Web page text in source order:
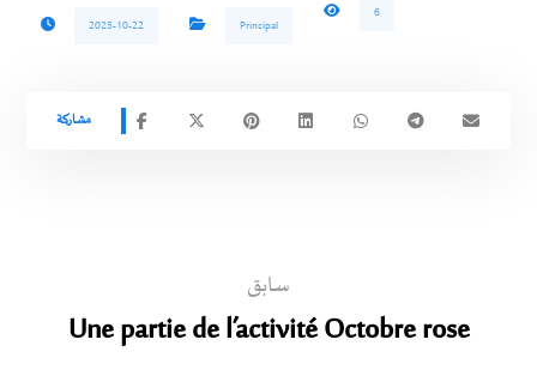
2025-10-22 Principal
6
سابق
Une partie de l’activité Octobre rose